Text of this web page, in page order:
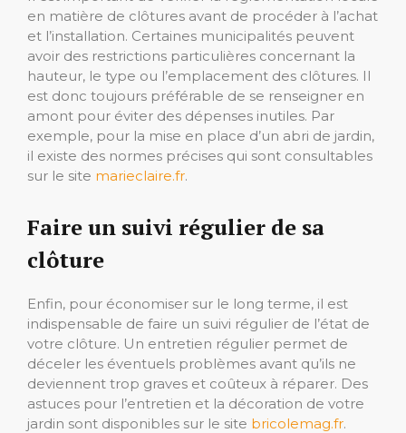
en matière de clôtures avant de procéder à l’achat
et l’installation. Certaines municipalités peuvent
avoir des restrictions particulières concernant la
hauteur, le type ou l’emplacement des clôtures. Il
est donc toujours préférable de se renseigner en
amont pour éviter des dépenses inutiles. Par
exemple, pour la mise en place d’un abri de jardin,
il existe des normes précises qui sont consultables
sur le site marieclaire.fr.
Faire un suivi régulier de sa
clôture
Enfin, pour économiser sur le long terme, il est
indispensable de faire un suivi régulier de l’état de
votre clôture. Un entretien régulier permet de
déceler les éventuels problèmes avant qu’ils ne
deviennent trop graves et coûteux à réparer. Des
astuces pour l’entretien et la décoration de votre
jardin sont disponibles sur le site bricolemag.fr.